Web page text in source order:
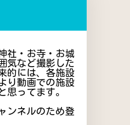
社・お寺・お城
気など撮影した
的には、各施設
り動画での施設
思ってます。
ンネルのため登